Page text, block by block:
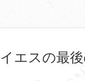
エスの最